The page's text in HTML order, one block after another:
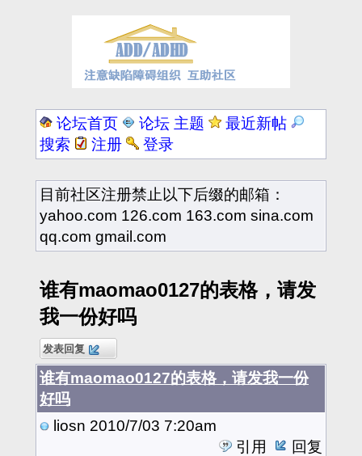
论坛首页 论坛 主题
最近新帖
搜索
注册 登录
目前社区注册禁止以下后缀的邮箱：
yahoo.com 126.com 163.com sina.com
qq.com gmail.com
谁有maomao0127的表格，请发
我一份好吗
发表回复
谁有maomao0127的表格，请发我一份
好吗
liosn 2010/7/03 7:20am
引用
回复